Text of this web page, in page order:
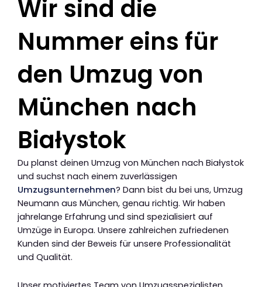
Wir sind die
Nummer eins für
den Umzug von
München nach
Białystok
Du planst deinen Umzug von München nach Białystok
und suchst nach einem zuverlässigen
Umzugsunternehmen? Dann bist du bei uns, Umzug
Neumann aus München, genau richtig. Wir haben
jahrelange Erfahrung und sind spezialisiert auf
Umzüge in Europa. Unsere zahlreichen zufriedenen
Kunden sind der Beweis für unsere Professionalität
und Qualität.